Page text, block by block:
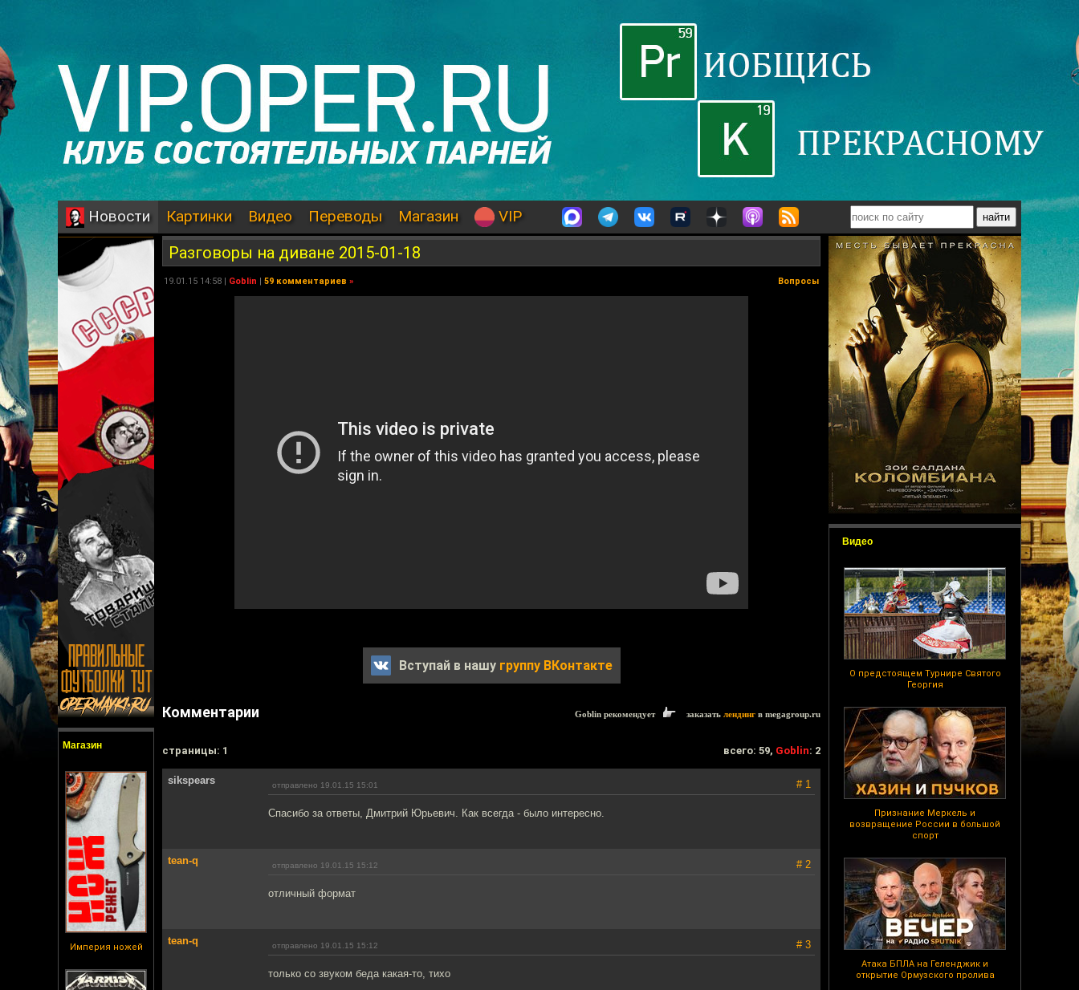
Новости Картинки Видео Переводы Магазин VIP
Магазин
Империя ножей
Видео
О предстоящем Турнире Святого
Георгия
Признание Меркель и
возвращение России в большой
спорт
Атака БПЛА на Геленджик и
открытие Ормузского пролива
Разговоры на диване 2015-01-18
19.01.15 14:58 | Goblin | 59 комментариев » Вопросы
Вступай в нашу группу ВКонтакте
Комментарии Goblin рекомендует заказать лендинг в megagroup.ru
cтраницы: 1 всего: 59, Goblin: 2
sikspears отправлено 19.01.15 15:01 # 1
Спасибо за ответы, Дмитрий Юрьевич. Как всегда - было интересно.
tean-q отправлено 19.01.15 15:12 # 2
отличный формат
tean-q отправлено 19.01.15 15:12 # 3
только со звуком беда какая-то, тихо